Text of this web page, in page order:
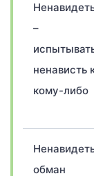
–
ненависть
кому-либо
обман